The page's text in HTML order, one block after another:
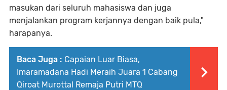
masukan dari seluruh mahasiswa dan juga
menjalankan program kerjannya dengan baik pula,"
harapanya.
Baca Juga : Capaian Luar Biasa,
Imaramadana Hadi Meraih Juara 1 Cabang
Qiroat Murottal Remaja Putri MTQ